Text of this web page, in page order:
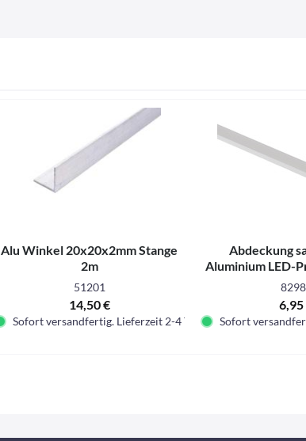
Alu Winkel 20x20x2mm Stange
2m
51201
14,50 €
Sofort versandfertig. Lieferzeit 2-4 Tage.
Abdeckung
Aluminium LED-
6,95
Sofort